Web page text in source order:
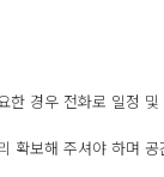
한 경우 전화로 일정
확보해 주셔야 하며